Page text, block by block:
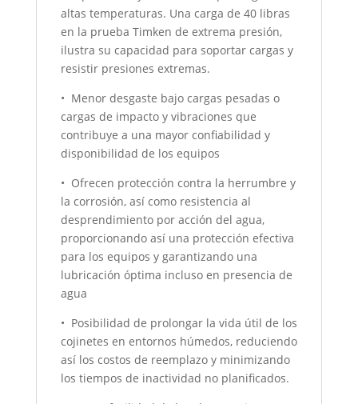
altas temperaturas. Una carga de 40 libras
en la prueba Timken de extrema presión,
ilustra su capacidad para soportar cargas y
resistir presiones extremas.
• Menor desgaste bajo cargas pesadas o
cargas de impacto y vibraciones que
contribuye a una mayor confiabilidad y
disponibilidad de los equipos
• Ofrecen protección contra la herrumbre y
la corrosión, así como resistencia al
desprendimiento por acción del agua,
proporcionando así una protección efectiva
para los equipos y garantizando una
lubricación óptima incluso en presencia de
agua
• Posibilidad de prolongar la vida útil de los
cojinetes en entornos húmedos, reduciendo
así los costos de reemplazo y minimizando
los tiempos de inactividad no planificados.